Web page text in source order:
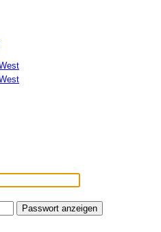
Passwort anzeigen